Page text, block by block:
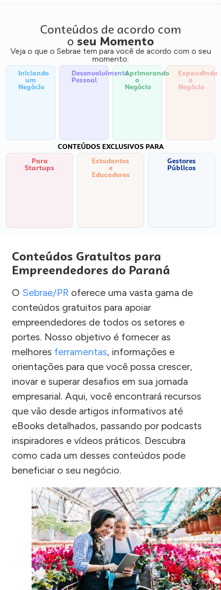
Conteúdos de acordo com
o seu Momento
Veja o que o Sebrae tem para você de acordo com o seu
momento:
Iniciando
um
Negócio
Desenvolvimento
Pessoal
Aprimorando
o
Negócio
Expandindo
o
Negócio
CONTEÚDOS EXCLUSIVOS PARA
Para
Startups
Estudantes
e
Educadores
Gestores
Públicos
Conteúdos Gratuitos para
Empreendedores do Paraná
O Sebrae/PR oferece uma vasta gama de
conteúdos gratuitos para apoiar
empreendedores de todos os setores e
portes. Nosso objetivo é fornecer as
melhores ferramentas, informações e
orientações para que você possa crescer,
inovar e superar desafios em sua jornada
empresarial. Aqui, você encontrará recursos
que vão desde artigos informativos até
eBooks detalhados, passando por podcasts
inspiradores e vídeos práticos. Descubra
como cada um desses conteúdos pode
beneficiar o seu negócio.